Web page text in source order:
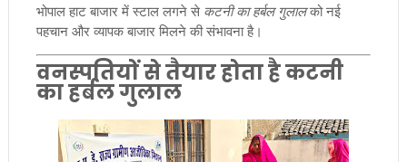
भोपाल हाट बाजार में स्टाल लगने से कटनी का हर्बल गुलालको नई
पहचान और व्यापक बाजार मिलने की संभावना है।
वनस्पतियों से तैयार होता है कटनी
का हर्बल गुलाल